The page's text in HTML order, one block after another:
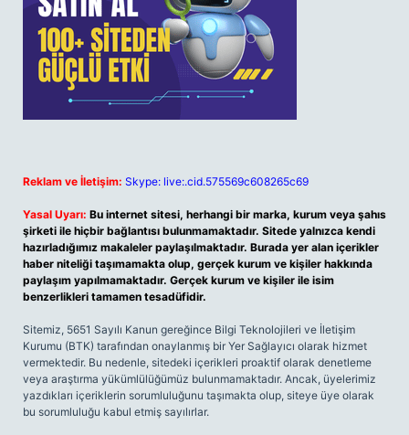
Reklam ve İletişim: Skype: live:.cid.575569c608265c69
Yasal Uyarı: Bu internet sitesi, herhangi bir marka, kurum veya şahıs
şirketi ile hiçbir bağlantısı bulunmamaktadır. Sitede yalnızca kendi
hazırladığımız makaleler paylaşılmaktadır. Burada yer alan içerikler
haber niteliği taşımamakta olup, gerçek kurum ve kişiler hakkında
paylaşım yapılmamaktadır. Gerçek kurum ve kişiler ile isim
benzerlikleri tamamen tesadüfidir.
Sitemiz, 5651 Sayılı Kanun gereğince Bilgi Teknolojileri ve İletişim
Kurumu (BTK) tarafından onaylanmış bir Yer Sağlayıcı olarak hizmet
vermektedir. Bu nedenle, sitedeki içerikleri proaktif olarak denetleme
veya araştırma yükümlülüğümüz bulunmamaktadır. Ancak, üyelerimiz
yazdıkları içeriklerin sorumluluğunu taşımakta olup, siteye üye olarak
bu sorumluluğu kabul etmiş sayılırlar.